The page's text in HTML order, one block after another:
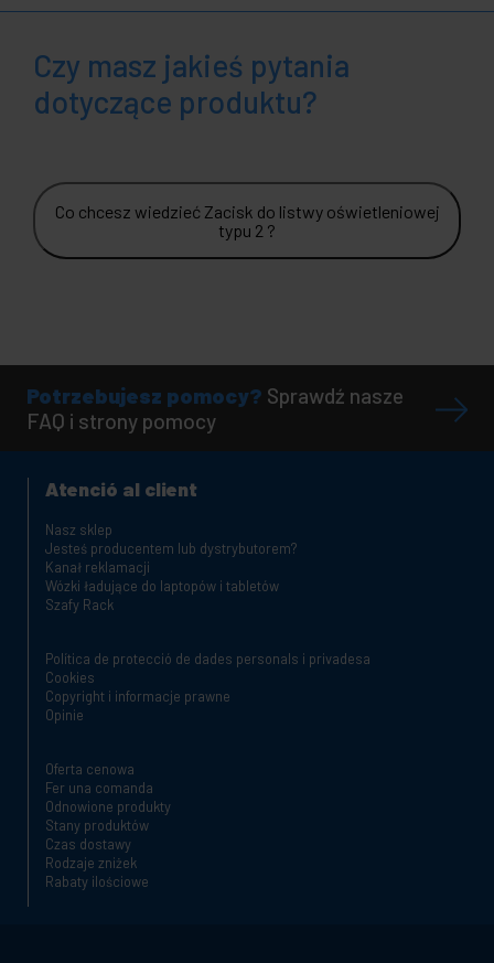
Czy masz jakieś pytania
dotyczące produktu?
Co chcesz wiedzieć Zacisk do listwy oświetleniowej
typu 2 ?
Potrzebujesz pomocy? Sprawdź nasze
FAQ i strony pomocy
Atenció al client
Nasz sklep
Jesteś producentem lub dystrybutorem?
Kanał reklamacji
Wózki ładujące do laptopów i tabletów
Szafy Rack
Política de protecció de dades personals i privadesa
Cookies
Copyright i informacje prawne
Opinie
Oferta cenowa
Fer una comanda
Odnowione produkty
Stany produktów
Czas dostawy
Rodzaje zniżek
Rabaty ilościowe